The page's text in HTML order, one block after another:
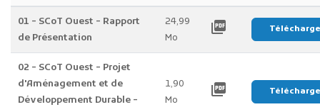
01 - SCoT Ouest - Rapport
de Présentation
24,99
Mo
picture_as_pdf
02 - SCoT Ouest - Projet
d'Aménagement et de
Développement Durable -
1,90
Mo
picture_as_pdf